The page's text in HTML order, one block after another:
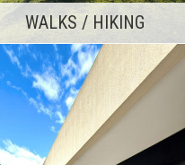
WALKS / HIKING